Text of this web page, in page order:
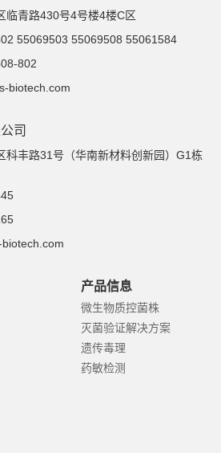
临青路430号4号楼4楼C区
55069503 55069508 55061584
802
biotech.com
司
科丰路31号（华南新材料创新园）G1栋
产品信息
微生物质控菌株
灭菌验证解决方案
遗传毒理
药敏检测